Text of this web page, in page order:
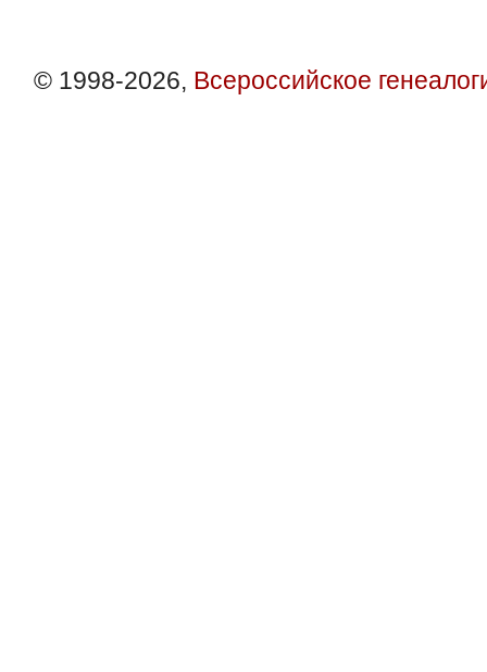
© 1998-2026, Всероссийское